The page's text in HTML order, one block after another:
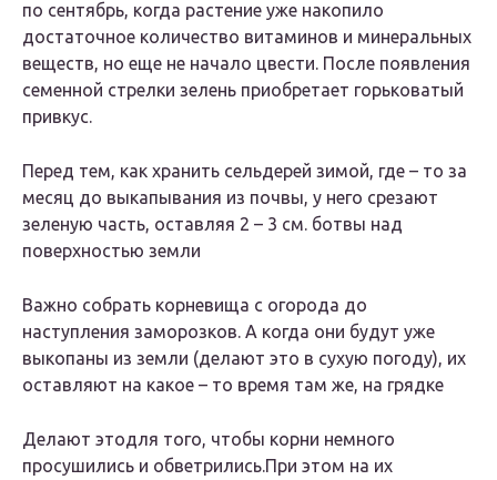
по сентябрь, когда растение уже накопило
достаточное количество витаминов и минеральных
веществ, но еще не начало цвести. После появления
семенной стрелки зелень приобретает горьковатый
привкус.
Перед тем, как хранить сельдерей зимой, где – то за
месяц до выкапывания из почвы, у него срезают
зеленую часть, оставляя 2 – 3 см. ботвы над
поверхностью земли
Важно собрать корневища с огорода до
наступления заморозков. А когда они будут уже
выкопаны из земли (делают это в сухую погоду), их
оставляют на какое – то время там же, на грядке
Делают этодля того, чтобы корни немного
просушились и обветрились.При этом на их